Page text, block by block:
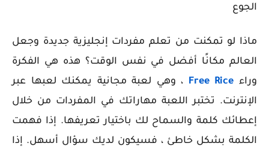
الجوع
ماذا لو تمكنت من تعلم مفردات إنجليزية جديدة وجعل
العالم مكانًا أفضل في نفس الوقت؟ هذه هي الفكرة
وراء Free Rice ، وهي لعبة مجانية يمكنك لعبها عبر
الإنترنت. تختبر اللعبة مهاراتك في المفردات من خلال
إعطائك كلمة والسماح لك باختيار تعريفها. إذا فهمت
الكلمة بشكل خاطئ ، فسيكون لديك سؤال أسهل. إذا